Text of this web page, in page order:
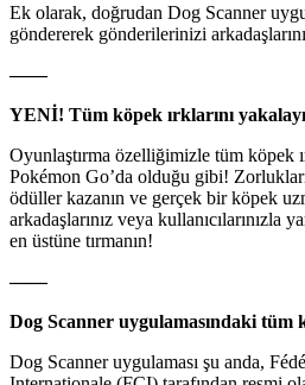
Ek olarak, doğrudan Dog Scanner
göndererek gönderilerinizi
——
YENİ! Tüm köpek ırklarını
Oyunlaştırma özelliğimizle tüm köpek
Pokémon Go’da olduğu gibi!
ödüller kazanın ve gerçek bir köpek
arkadaşlarınız veya kullanıcılarınızla
en üstüne tırmanın!
——
Dog Scanner uygulamasındaki tüm
Dog Scanner uygulaması şu anda,